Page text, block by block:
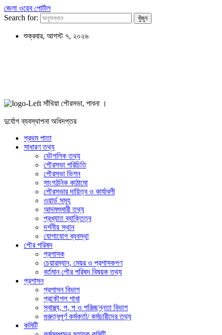
জেলা ওয়েব পোর্টাল
Search for:
শুক্রবার, আগস্ট ৭, ২০২৬
সাঁথিয়া পৌরসভা, পাবনা ।
দুর্যোগ ব্যবস্থাপনা অধিদপ্তর
প্রথম পাতা
সাধারণ তথ্য
ভৌগলিক তথ্য
পৌরসভা পরিচিতি
পৌরসভা ভিশন
সাংগঠনিক কাঠামো
পৌরসভার দায়িত্ব ও কার্যাবলী
ওয়ার্ড সমূহ
আদমশুমারী তথ্য
প্রখ্যাত ব্যাক্তিত্ব
দর্শনীয় স্থান
যোগাযোগ ব্যবস্থা
পৌর পরিষদ
প্রশাসক
চেয়ারম্যান, মেয়র ও প্রশাসকগণ
বর্তমান পৌর পরিষদ বিষয়ক তথ্য
প্রশাসন
প্রশাসন বিভাগ
প্রকৌশল শাখা
স্বাস্থ্য, প, প ও পরিচ্ছন্নতা ‍বিভাগ
গুরুত্বপূর্ণ কর্মকর্তা/ কর্মচারীদের তথ্য
কমিটি